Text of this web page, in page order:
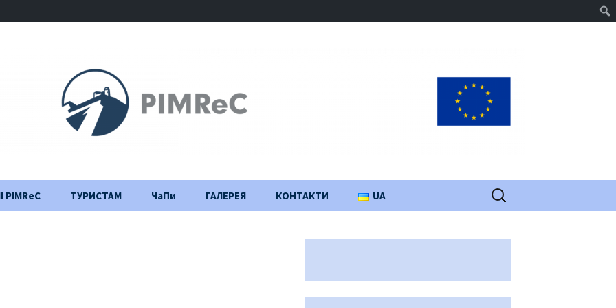
PIMReC ТУРИСТАМ ЧаПи ГАЛЕРЕЯ КОНТАКТИ UA Пошук: